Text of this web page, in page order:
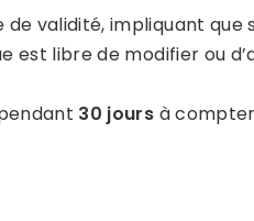
validité, impliquant que
est libre de modifier ou
30 jours à